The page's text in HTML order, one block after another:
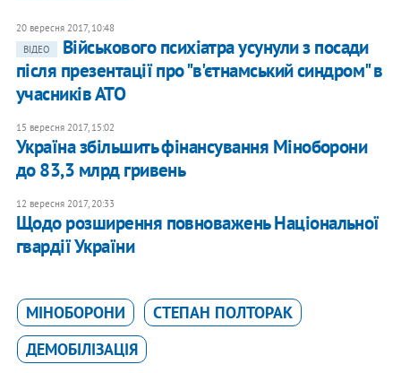
20 вересня 2017, 10:48
ВІДЕО
Військового психіатра усунули з посади
після презентації про "в'єтнамський синдром" в
учасників АТО
15 вересня 2017, 15:02
Україна збільшить фінансування Міноборони
до 83,3 млрд гривень
12 вересня 2017, 20:33
Щодо розширення повноважень Національної
гвардії України
МІНОБОРОНИ
СТЕПАН ПОЛТОРАК
ДЕМОБІЛІЗАЦІЯ